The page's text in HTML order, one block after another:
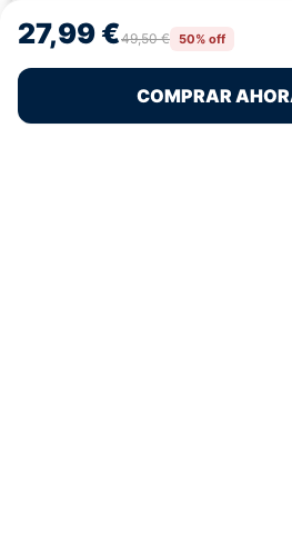
retirar el consentimiento, puede afectar
características y funciones.
Rechazar
Política de CookiesPolítica de
27,99 €49,50 € 50% off
COMPRAR
Pagos 100% Seguros